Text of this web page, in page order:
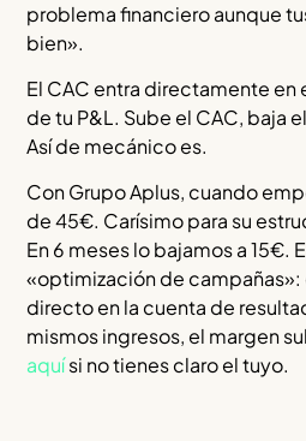
problema financiero aunque
bien».
El CAC entra directamente en
de tu P&L. Sube el CAC, baja
Así de mecánico es.
Con Grupo Aplus, cuando
de 45€. Carísimo para su
En 6 meses lo bajamos a 15€.
«optimización de
directo en la cuenta de
mismos ingresos, el margen
aquísi no tienes claro el tuyo.